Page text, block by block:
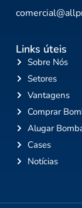
Links úteis
Sobre Nós
Setores
Vantagens
Comprar
Alugar
Cases
Notícias